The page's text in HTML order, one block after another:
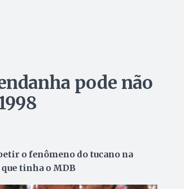
pode não
o fenômeno do tucano na
tinha o MDB